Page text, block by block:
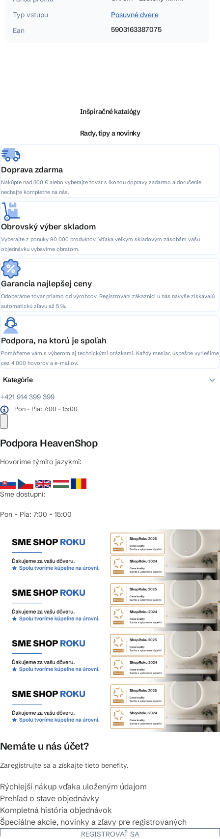
Typ vstupu
Posuvné dvere
Ean
5903163387075
e
Inšpiračné katalógy
Rady, tipy a novinky
Doprava zdarma
Nakúpte nad 300 € alebo vyberajte tovar s ikonou dopravy zadarmo a doručenie
nechajte kompletne na nás.
Obrovský výber skladom
Vyberajte z ponuky 90 000 produktov. Vďaka veľkým skladovým zásobám vašu
objednávku vybavíme obratom.
Garancia najlepšej ceny
Odoberáme tovar priamo od výrobcov. Registrovaní zákazníci u nás navyše získavajú
automatickú zľavu až 5 %.
Podpora, na ktorú je spoľah
Pomôžeme vám s výberom aj technickými otázkami. Každý mesiac úspešne vyriešime
cez 4 000 hovorov a e-mailov.
+421 914 399 399
Pon - Pia: 7:00 - 15:00
Podpora HeavenShop
Hovoríme týmito jazykmi:
Sme dostupní:
Pon – Pia: 7:00 – 15:00
Nemáte u nás účet?
Zaregistrujte sa a získajte tieto benefity.
Rýchlejší nákup vďaka uloženým údajom
Prehľad o stave objednávky
Kompletná história objednávok
Špeciálne akcie, novinky a zľavy pre registrovaných
REGISTROVAŤ SA
Kategórie